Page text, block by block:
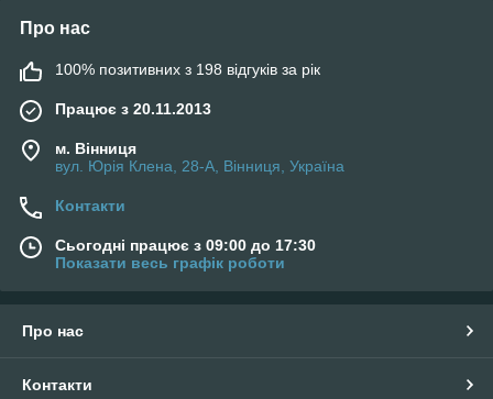
Про нас
100% позитивних з 198 відгуків за рік
Працює з 20.11.2013
м. Вінниця
вул. Юрія Клена, 28-А, Вінниця, Україна
Контакти
Сьогодні працює з 09:00 до 17:30
Показати весь графік роботи
Про нас
Контакти